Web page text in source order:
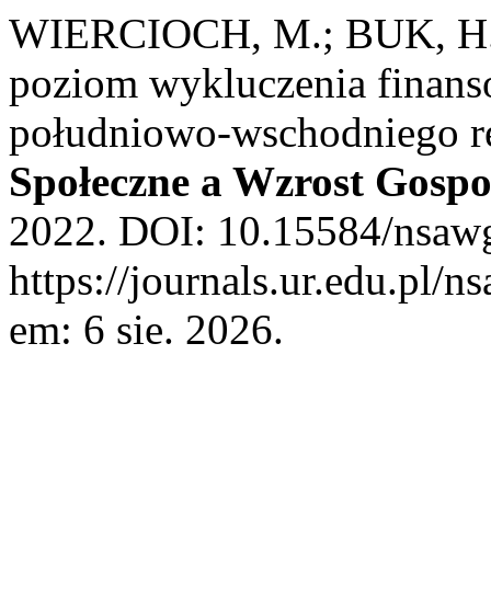
WIERCIOCH, M.; BUK,
poziom wykluczenia
południowo-wschodniego
Społeczne a Wzrost
2022. DOI: 10.15584/
https://journals.ur.edu.pl/
em: 6 sie. 2026.